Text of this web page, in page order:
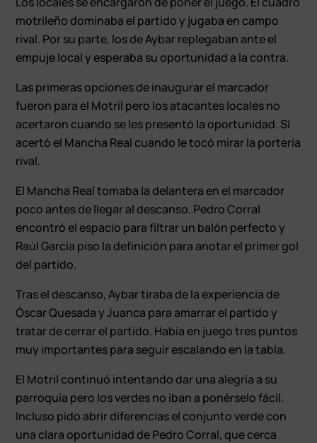
motrileño dominaba el partido y jugaba en campo
rival. Por su parte, los de Aybar replegaban ante el
empuje local y esperaba su oportunidad a la contra.
Las primeras opciones de inaugurar el marcador
fueron para el Motril pero los atacantes locales no
acertaron cuando se les presentó la oportunidad. Sí
acertó el Mancha Real cuando le tocó mirar la portería
rival.
El Mancha Real tomaba la delantera en el marcador
poco antes de llegar al descanso. Pedro Corral
encontró el espacio para filtrar un balón perfecto y
Raúl García piso la definición para anotar el primer gol
del partido.
Tras el descanso, Aybar tiraba de la experiencia de
Óscar Quesada y Juanca para amarrar el partido y
tratar de cerrar el partido. Había en juego tres puntos
muy importantes para seguir escalando en la tabla.
El Motril continuó intentando dar una alegría a su
parroquia pero los verdes no iban a ponérselo fácil.
Incluso pido abrir diferencias el conjunto verde con
una clara oportunidad de Pedro Corral, que cerca